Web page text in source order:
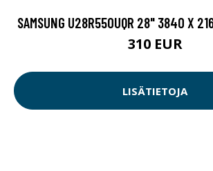
SAMSUNG U28R550UQR 28" 3840 X
310 EUR
LISÄTIETOJA